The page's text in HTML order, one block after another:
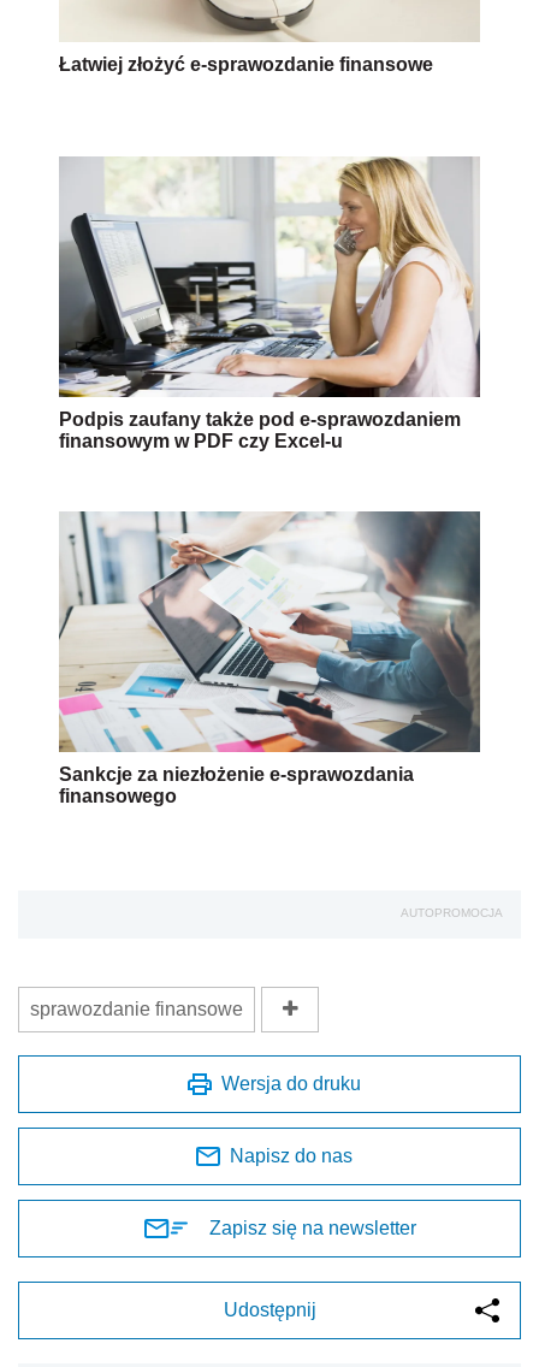
Łatwiej złożyć e-sprawozdanie finansowe
Podpis zaufany także pod e-sprawozdaniem
finansowym w PDF czy Excel-u
Sankcje za niezłożenie e-sprawozdania
finansowego
AUTOPROMOCJA
sprawozdanie finansowe
Wersja do druku
Napisz do nas
Zapisz się na newsletter
Udostępnij